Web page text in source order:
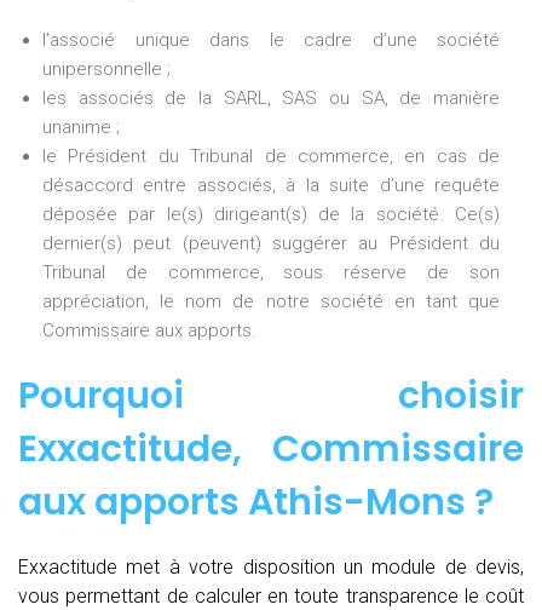
l’associé unique dans le cadre d’une société
unipersonnelle ;
les associés de la SARL, SAS ou SA, de manière
unanime ;
le Président du Tribunal de commerce, en cas de
désaccord entre associés, à la suite d’une requête
déposée par le(s) dirigeant(s) de la société. Ce(s)
dernier(s) peut (peuvent) suggérer au Président du
Tribunal de commerce, sous réserve de son
appréciation, le nom de notre société en tant que
Commissaire aux apports.
Pourquoi choisir
Exxactitude, Commissaire
aux apports Athis-Mons ?
Exxactitude met à votre disposition un module de devis,
vous permettant de calculer en toute transparence le coût